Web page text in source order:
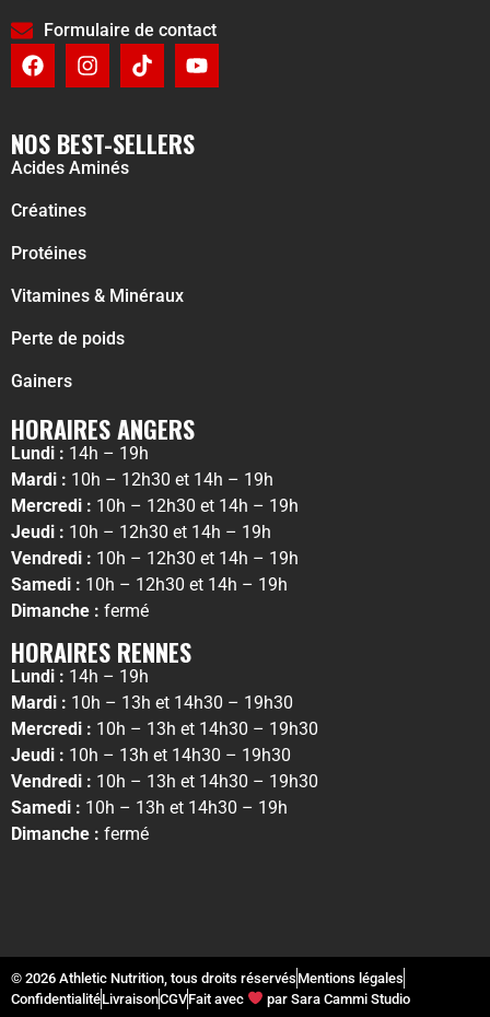
Formulaire de contact
NOS BEST-SELLERS
Acides Aminés
Créatines
Protéines
Vitamines & Minéraux
Perte de poids
Gainers
HORAIRES ANGERS
Lundi : 14h – 19h
Mardi : 10h – 12h30 et 14h – 19h
Mercredi : 10h – 12h30 et 14h – 19h
Jeudi : 10h – 12h30 et 14h – 19h
Vendredi : 10h – 12h30 et 14h – 19h
Samedi : 10h – 12h30 et 14h – 19h
Dimanche : fermé
HORAIRES RENNES
Lundi : 14h – 19h
Mardi : 10h – 13h et 14h30 – 19h30
Mercredi : 10h – 13h et 14h30 – 19h30
Jeudi : 10h – 13h et 14h30 – 19h30
Vendredi : 10h – 13h et 14h30 – 19h30
Samedi : 10h – 13h et 14h30 – 19h
Dimanche : fermé
© 2026 Athletic Nutrition, tous droits réservés Mentions légales
ConfidentialitéLivraisonCGVFait avec par Sara Cammi Studio